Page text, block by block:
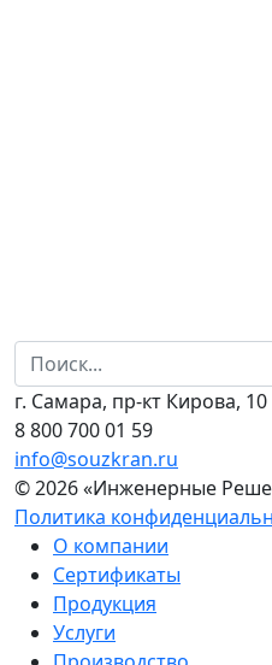
г. Самара, пр-кт Кирова, 10
8 800 700 01 59
info@souzkran.ru
© 2026 «Инженерные
Политика
О компании
Сертификаты
Продукция
Услуги